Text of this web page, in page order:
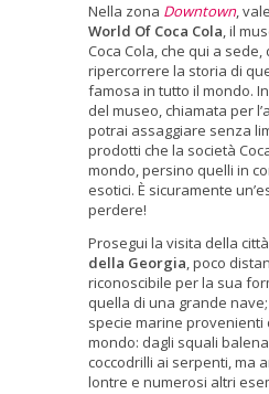
Nella zona Downtown,
World Of Coca Cola, il
Coca Cola, che qui a
ripercorrere la storia di
famosa in tutto il mondo.
del museo, chiamata per
potrai assaggiare senza
prodotti che la società
mondo, persino quelli in
esotici. È sicuramente
perdere!
Prosegui la visita della città
della Georgia, poco
riconoscibile per la sua
quella di una grande
specie marine provenienti
mondo: dagli squali
coccodrilli ai serpenti, ma
lontre e numerosi altri